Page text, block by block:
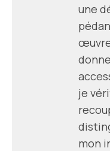
une
je
mon